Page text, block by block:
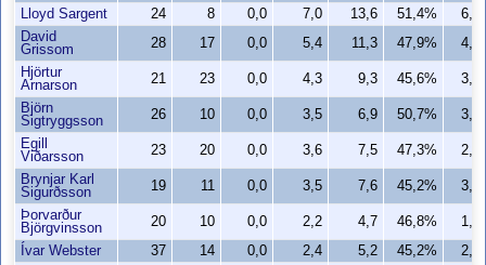
Lloyd Sargent
24 8 0,0 7,0 13,6 51,4%
6,9
David
Grissom
28 17 0,0 5,4 11,3 47,9%
4,9
Hjörtur
Arnarson
21 23 0,0 4,3 9,3 45,6%
3,3
Björn
Sigtryggsson
26 10 0,0 3,5 6,9 50,7%
3,5
Egill
Viðarsson
23 20 0,0 3,6 7,5 47,3%
2,8
Brynjar Karl
Sigurðsson
19 11 0,0 3,5 7,6 45,2%
3,2
Þorvarður
Björgvinsson
20 10 0,0 2,2 4,7 46,8%
1,5
Ívar Webster
37 14 0,0 2,4 5,2 45,2%
2,3